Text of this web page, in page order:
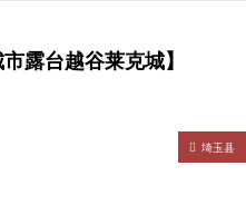
露台越谷莱克城】
埼玉县